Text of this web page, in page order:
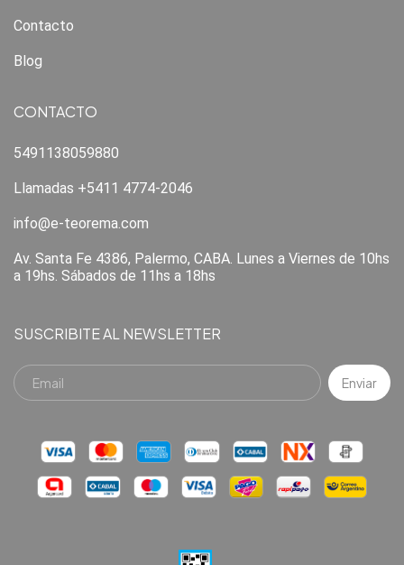
Contacto
Blog
CONTACTO
5491138059880
Llamadas +5411 4774-2046
info@e-teorema.com
Av. Santa Fe 4386, Palermo, CABA. Lunes a Viernes de 10hs
a 19hs. Sábados de 11hs a 18hs
SUSCRIBITE AL NEWSLETTER